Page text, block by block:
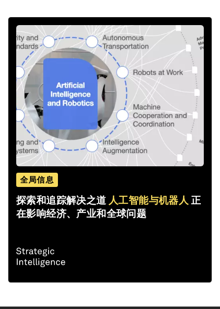
全局信息
探索和追踪解决之道 人工智能与机器人 正
在影响经济、产业和全球问题